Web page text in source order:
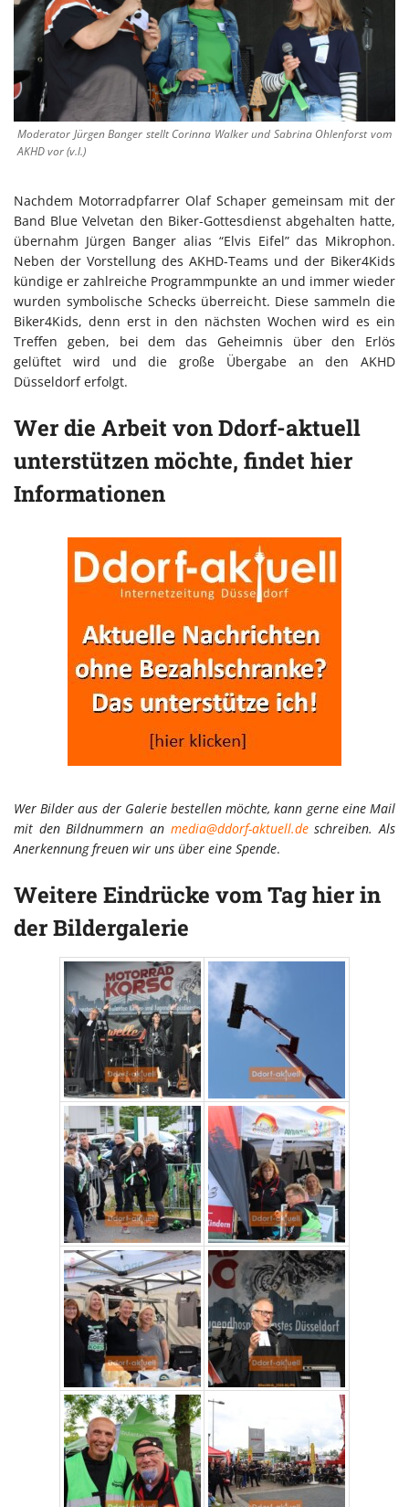
Moderator Jürgen Banger stellt Corinna Walker und Sabrina Ohlenforst vom
AKHD vor (v.l.)
Nachdem Motorradpfarrer Olaf Schaper gemeinsam mit der
Band Blue Velvetan den Biker-Gottesdienst abgehalten hatte,
übernahm Jürgen Banger alias “Elvis Eifel” das Mikrophon.
Neben der Vorstellung des AKHD-Teams und der Biker4Kids
kündige er zahlreiche Programmpunkte an und immer wieder
wurden symbolische Schecks überreicht. Diese sammeln die
Biker4Kids, denn erst in den nächsten Wochen wird es ein
Treffen geben, bei dem das Geheimnis über den Erlös
gelüftet wird und die große Übergabe an den AKHD
Düsseldorf erfolgt.
Wer die Arbeit von Ddorf-aktuell
unterstützen möchte, findet hier
Informationen
Wer Bilder aus der Galerie bestellen möchte, kann gerne eine Mail
mit den Bildnummern an media@ddorf-aktuell.deschreiben. Als
Anerkennung freuen wir uns über eine Spende.
Weitere Eindrücke vom Tag hier in
der Bildergalerie